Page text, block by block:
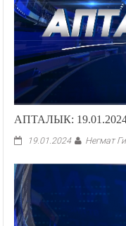
АПТАЛЫК:
19.01.2024 Негмат